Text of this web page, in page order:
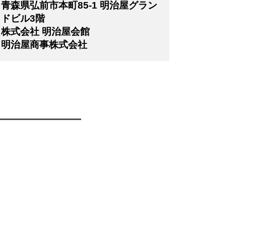
青森県弘前市本町85-1 明治屋グラン
ドビル3階
株式会社 明治屋会館
明治屋商事株式会社